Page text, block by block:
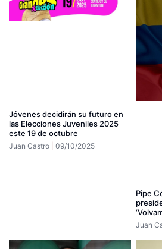
Jóvenes decidirán su futuro en
las Elecciones Juveniles 2025
este 19 de octubre
Juan Castro 09/10/2025
Pipe
Juan